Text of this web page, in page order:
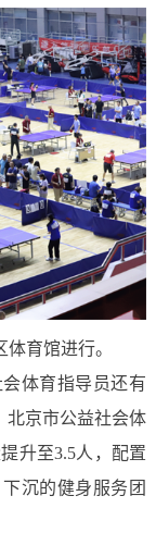
育馆进行。
体育指导员还有
北京市公益社会体
升至3.5人，配置
沉的健身服务团